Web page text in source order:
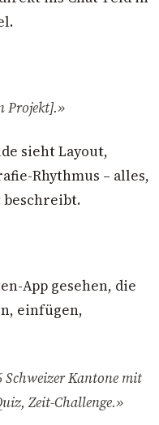
Projekt].»
sieht Layout,
Rhythmus – alles,
beschreibt.
App gesehen, die
einfügen,
Kantone mit
Zeit-Challenge.»